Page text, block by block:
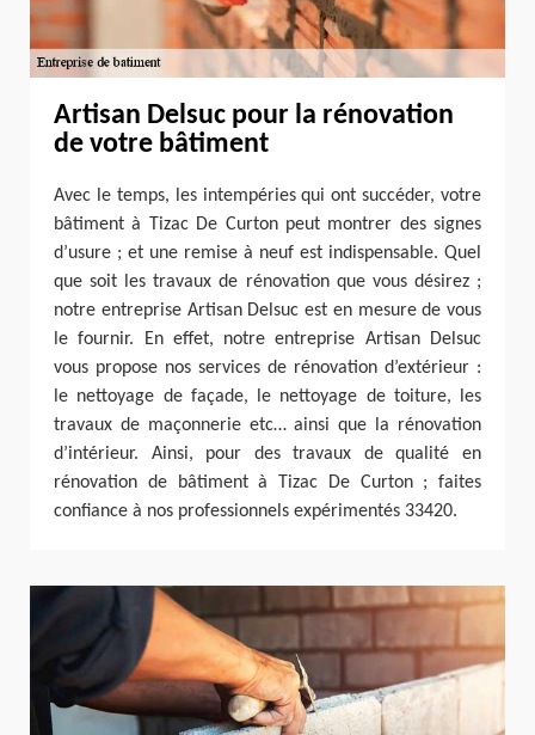
Artisan Delsuc pour la rénovation
de votre bâtiment
Avec le temps, les intempéries qui ont succéder, votre
bâtiment à Tizac De Curton peut montrer des signes
d’usure ; et une remise à neuf est indispensable. Quel
que soit les travaux de rénovation que vous désirez ;
notre entreprise Artisan Delsuc est en mesure de vous
le fournir. En effet, notre entreprise Artisan Delsuc
vous propose nos services de rénovation d’extérieur :
le nettoyage de façade, le nettoyage de toiture, les
travaux de maçonnerie etc… ainsi que la rénovation
d’intérieur. Ainsi, pour des travaux de qualité en
rénovation de bâtiment à Tizac De Curton ; faites
confiance à nos professionnels expérimentés 33420.